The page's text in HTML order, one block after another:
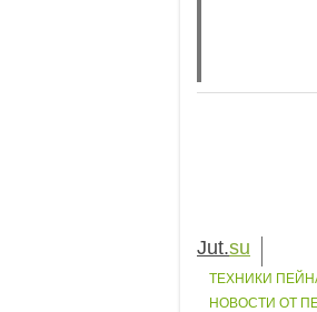
Jut.su
ТЕХНИКИ
НОВОСТИ ОТ